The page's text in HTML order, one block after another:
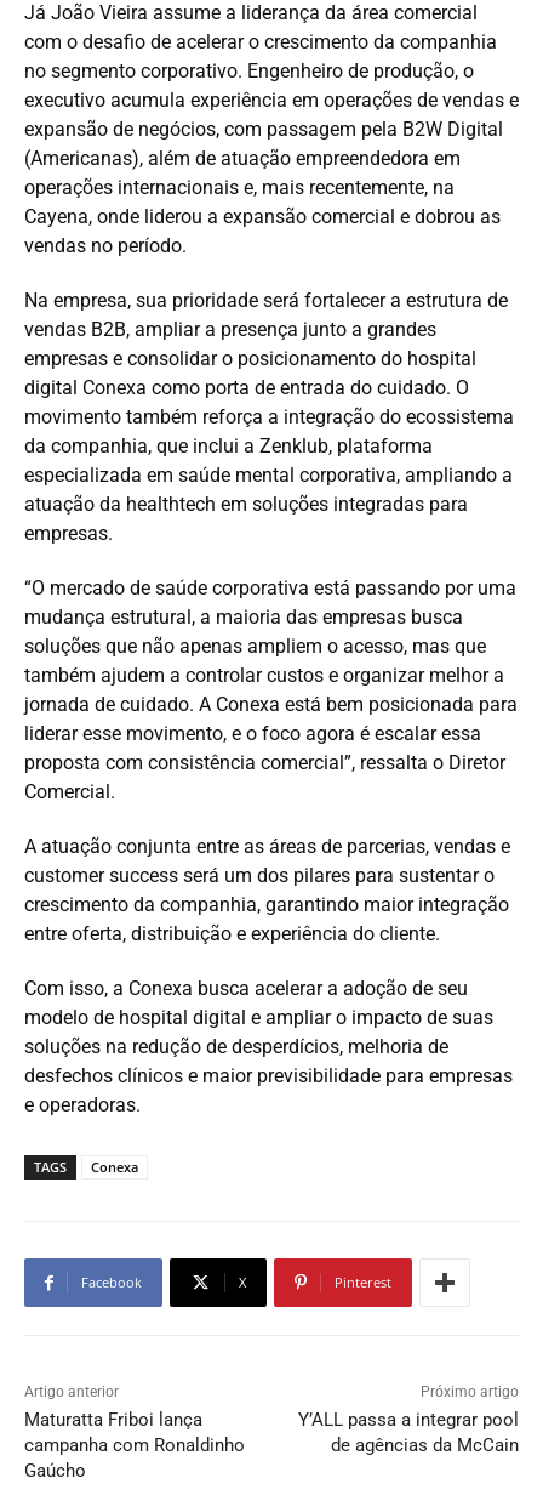
Já João Vieira assume a liderança da área comercial
com o desafio de acelerar o crescimento da companhia
no segmento corporativo. Engenheiro de produção, o
executivo acumula experiência em operações de vendas e
expansão de negócios, com passagem pela B2W Digital
(Americanas), além de atuação empreendedora em
operações internacionais e, mais recentemente, na
Cayena, onde liderou a expansão comercial e dobrou as
vendas no período.
Na empresa, sua prioridade será fortalecer a estrutura de
vendas B2B, ampliar a presença junto a grandes
empresas e consolidar o posicionamento do hospital
digital Conexa como porta de entrada do cuidado. O
movimento também reforça a integração do ecossistema
da companhia, que inclui a Zenklub, plataforma
especializada em saúde mental corporativa, ampliando a
atuação da healthtech em soluções integradas para
empresas.
“O mercado de saúde corporativa está passando por uma
mudança estrutural, a maioria das empresas busca
soluções que não apenas ampliem o acesso, mas que
também ajudem a controlar custos e organizar melhor a
jornada de cuidado. A Conexa está bem posicionada para
liderar esse movimento, e o foco agora é escalar essa
proposta com consistência comercial”, ressalta o Diretor
Comercial.
A atuação conjunta entre as áreas de parcerias, vendas e
customer success será um dos pilares para sustentar o
crescimento da companhia, garantindo maior integração
entre oferta, distribuição e experiência do cliente.
Com isso, a Conexa busca acelerar a adoção de seu
modelo de hospital digital e ampliar o impacto de suas
soluções na redução de desperdícios, melhoria de
desfechos clínicos e maior previsibilidade para empresas
e operadoras.
TAGS Conexa
Facebook X Pinterest
Artigo anterior
Maturatta Friboi lança
campanha com Ronaldinho
Gaúcho
Próximo artigo
Y’ALL passa a integrar pool
de agências da McCain